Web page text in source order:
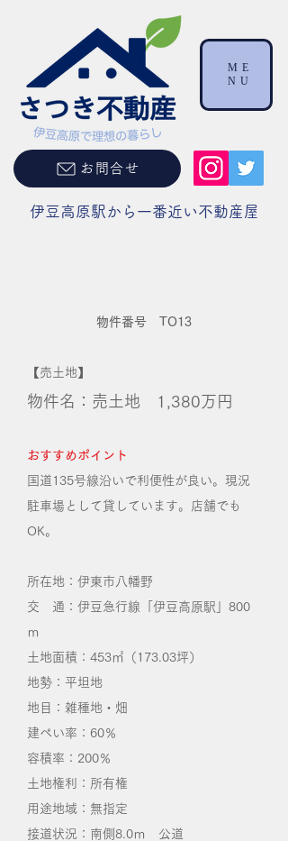
伊豆高原駅から一番近い不動産屋
お問合せ
ME
NU
物件番号 TO13
【売土地】
物件名：売土地 1,380万円
おすすめポイント
​国道135号線沿いで利便性が良い。現況
駐車場として貸しています。店舗でも
OK。
所在地：伊東市八幡野
交 通：伊豆急行線「伊豆高原駅」800
ｍ
土地面積：453㎡（173.03坪）
地勢：平坦地
地目：雑種地・畑
建ぺい率：60％
容積率：200％
土地権利：所有権
用途地域：無指定
​接道状況：南側8.0ｍ 公道